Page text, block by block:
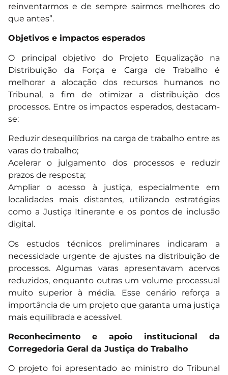
reinventarmos e de sempre sairmos melhores do
que antes”.
Objetivos e impactos esperados
O principal objetivo do Projeto Equalização na
Distribuição da Força e Carga de Trabalho é
melhorar a alocação dos recursos humanos no
Tribunal, a fim de otimizar a distribuição dos
processos. Entre os impactos esperados, destacam-
se:
Reduzir desequilíbrios na carga de trabalho entre as
varas do trabalho;
Acelerar o julgamento dos processos e reduzir
prazos de resposta;
Ampliar o acesso à justiça, especialmente em
localidades mais distantes, utilizando estratégias
como a Justiça Itinerante e os pontos de inclusão
digital.
Os estudos técnicos preliminares indicaram a
necessidade urgente de ajustes na distribuição de
processos. Algumas varas apresentavam acervos
reduzidos, enquanto outras um volume processual
muito superior à média. Esse cenário reforça a
importância de um projeto que garanta uma justiça
mais equilibrada e acessível.
Reconhecimento e apoio institucional da
Corregedoria Geral da Justiça do Trabalho
O projeto foi apresentado ao ministro do Tribunal